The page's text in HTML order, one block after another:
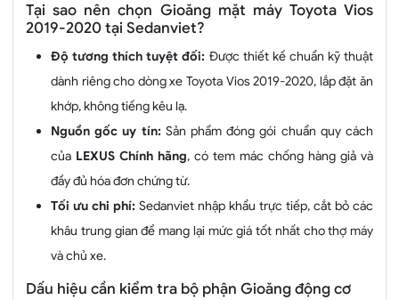
Tại sao nên chọn Gioăng mặt máy Toyota Vios
2019-2020 tại Sedanviet?
Độ tương thích tuyệt đối: Được thiết kế chuẩn kỹ thuật
dành riêng cho dòng xe Toyota Vios 2019-2020, lắp đặt ăn
khớp, không tiếng kêu lạ.
Nguồn gốc uy tín: Sản phẩm đóng gói chuẩn quy cách
của LEXUS Chính hãng, có tem mác chống hàng giả và
đầy đủ hóa đơn chứng từ.
Tối ưu chi phí: Sedanviet nhập khẩu trực tiếp, cắt bỏ các
khâu trung gian để mang lại mức giá tốt nhất cho thợ máy
và chủ xe.
Dấu hiệu cần kiểm tra bộ phận Gioăng động cơ